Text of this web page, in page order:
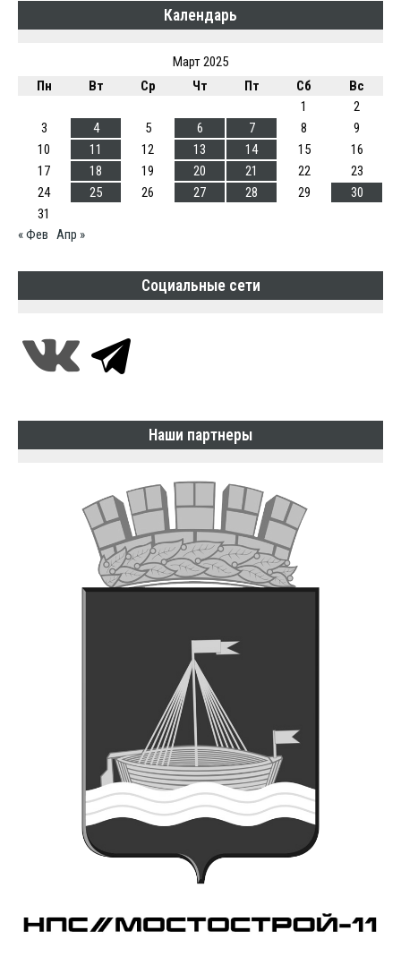
Календарь
Март 2025
Пн
Вт Ср Чт Пт Сб
Вс
1
2
3
4 5 6 7 8
9
10
11 12 13 14 15
16
17
18 19 20 21 22
23
24
25 26 27 28 29
30
31
« Фев Апр »
Социальные сети
Наши партнеры